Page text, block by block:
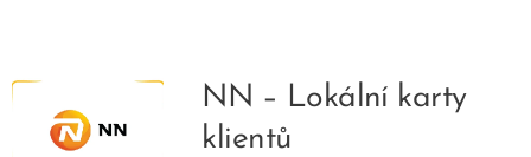
NN – Lokální karty
klientů